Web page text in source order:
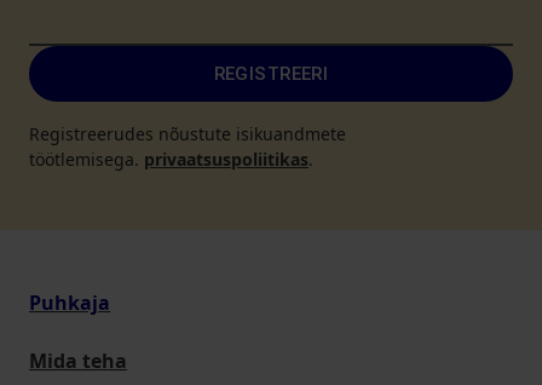
REGISTREERI
Registreerudes nõustute isikuandmete
töötlemisega. privaatsuspoliitikas.
Puhkaja
Mida teha